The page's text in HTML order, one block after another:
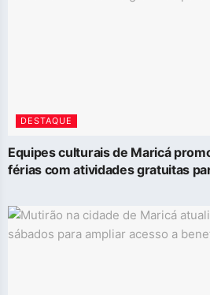
DESTAQUE
Equipes culturais de Maricá
férias com atividades gratuitas